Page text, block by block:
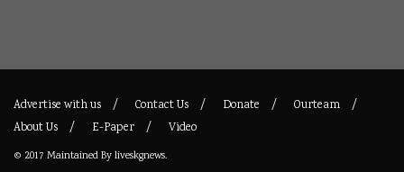
Advertise with us Contact Us Donate
Ourteam
About Us
E-Paper Video
© 2017 Maintained Byliveskgnews.